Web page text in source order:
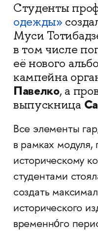
Студенты
одежды»
Муси
в том числе
её нового
кампейна
Павелко, а
выпускница
Все элементы
в рамках модуля,
историческому
студентами
создать
исторического
временно́го